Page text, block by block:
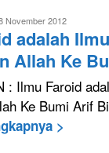
November 2012
adalah
Allah Ke
: Ilmu Faroid
Ke Bumi Arif
>